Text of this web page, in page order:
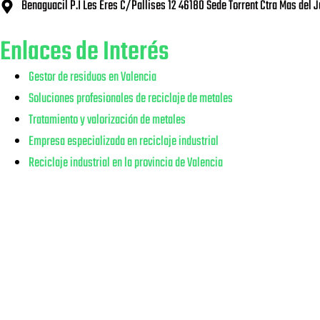
Benaguacil P.I Les Eres C/Pallises 12 46180 Sede Torrent Ctra Mas del
Enlaces de Interés
Gestor de residuos en Valencia
Soluciones profesionales de reciclaje de metales
Tratamiento y valorización de metales
Empresa especializada en reciclaje industrial
Reciclaje industrial en la provincia de Valencia